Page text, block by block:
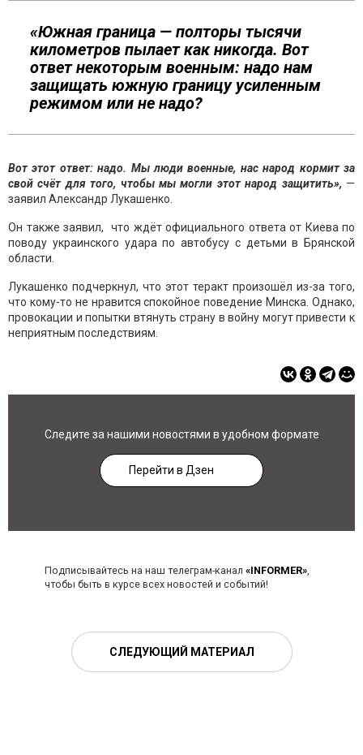
«Южная граница — полторы тысячи
километров пылает как никогда. Вот
ответ некоторым военным: надо нам
защищать южную границу усиленным
режимом или не надо?
Вот этот ответ: надо. Мы люди военные, нас народ кормит за
свой счёт для того, чтобы мы могли этот народ защитить», —
заявил Александр Лукашенко.
Он также заявил, что ждёт официального ответа от Киева по
поводу украинского удара по автобусу с детьми в Брянской
области.
Лукашенко подчеркнул, что этот теракт произошёл из-за того,
что кому-то не нравится спокойное поведение Минска. Однако,
провокации и попытки втянуть страну в войну могут привести к
неприятным последствиям.
Следите за нашими новостями в удобном формате
Перейти в Дзен
Подписывайтесь на наш телеграм-канал «INFORMER»,
чтобы быть в курсе всех новостей и событий!
СЛЕДУЮЩИЙ МАТЕРИАЛ